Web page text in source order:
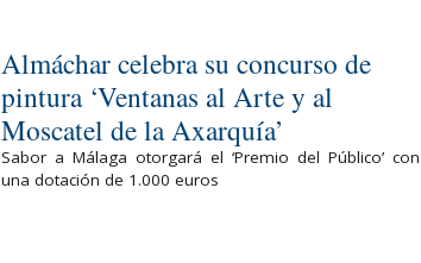
Almáchar celebra su concurso de
pintura ‘Ventanas al Arte y al
Moscatel de la Axarquía’
Sabor a Málaga otorgará el ‘Premio del Público’ con
una dotación de 1.000 euros